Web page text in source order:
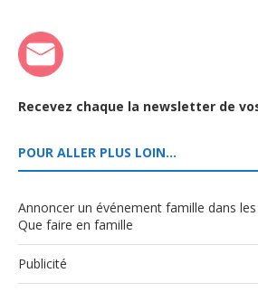
Recevez chaque la newsletter de
POUR ALLER PLUS LOIN…
Annoncer un événement famille dans
Que faire en famille
Publicité